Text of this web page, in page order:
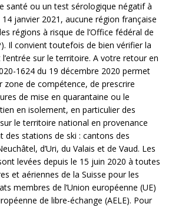
santé ou un test sérologique négatif à
14 janvier 2021, aucune région française
régions à risque de l’Office fédéral de
Il convient toutefois de bien vérifier la
sur le territoire. A votre retour en
1624 du 19 décembre 2020 permet
zone de compétence, de prescrire
de mise en quarantaine ou le
en isolement, en particulier des
le territoire national en provenance
des stations de ski : cantons des
d’Uri, du Valais et de Vaud. Les
levées depuis le 15 juin 2020 à toutes
et aériennes de la Suisse pour les
membres de l’Union européenne (UE)
de libre-échange (AELE). Pour